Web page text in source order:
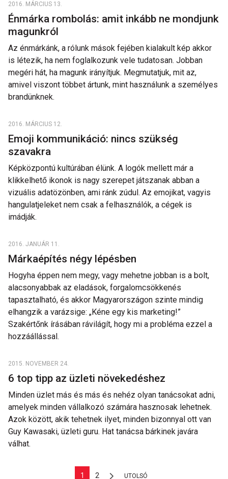
2016. MÁRCIUS 13.
Énmárka rombolás: amit inkább ne mondjunk
magunkról
Az énmárkánk, a rólunk mások fejében kialakult kép akkor
is létezik, ha nem foglalkozunk vele tudatosan. Jobban
megéri hát, ha magunk irányítjuk. Megmutatjuk, mit az,
amivel viszont többet ártunk, mint használunk a személyes
brandünknek.
2016. MÁRCIUS 12.
Emoji kommunikáció: nincs szükség
szavakra
Képközpontú kultúrában élünk. A logók mellett már a
klikkelhető ikonok is nagy szerepet játszanak abban a
vizuális adatözönben, ami ránk zúdul. Az emojikat, vagyis
hangulatjeleket nem csak a felhasználók, a cégek is
imádják.
2016. JANUÁR 11.
Márkaépítés négy lépésben
Hogyha éppen nem megy, vagy mehetne jobban is a bolt,
alacsonyabbak az eladások, forgalomcsökkenés
tapasztalható, és akkor Magyarországon szinte mindig
elhangzik a varázsige: „Kéne egy kis marketing!”
Szakértőnk írásában rávilágít, hogy mi a probléma ezzel a
hozzáállással.
2015. NOVEMBER 24.
6 top tipp az üzleti növekedéshez
Minden üzlet más és más és nehéz olyan tanácsokat adni,
amelyek minden vállalkozó számára hasznosak lehetnek.
Azok között, akik tehetnek ilyet, minden bizonnyal ott van
Guy Kawasaki, üzleti guru. Hat tanácsa bárkinek javára
válhat.
1 2 UTOLSÓ